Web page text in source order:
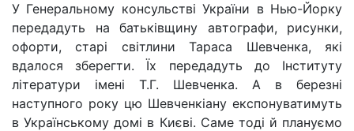
У Генеральному консульстві України в Нью-Йорку
передадуть на батьківщину автографи, рисунки,
офорти, старі світлини Тараса Шевченка, які
вдалося зберегти. Їх передадуть до Інституту
літератури імені Т.Г. Шевченка. А в березні
наступного року цю Шевченкіану експонуватимуть
в Українському домі в Києві. Саме тоді й плануємо